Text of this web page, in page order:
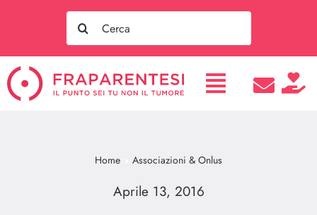
Search
for:
Home Associazioni & Onlus
Aprile 13, 2016